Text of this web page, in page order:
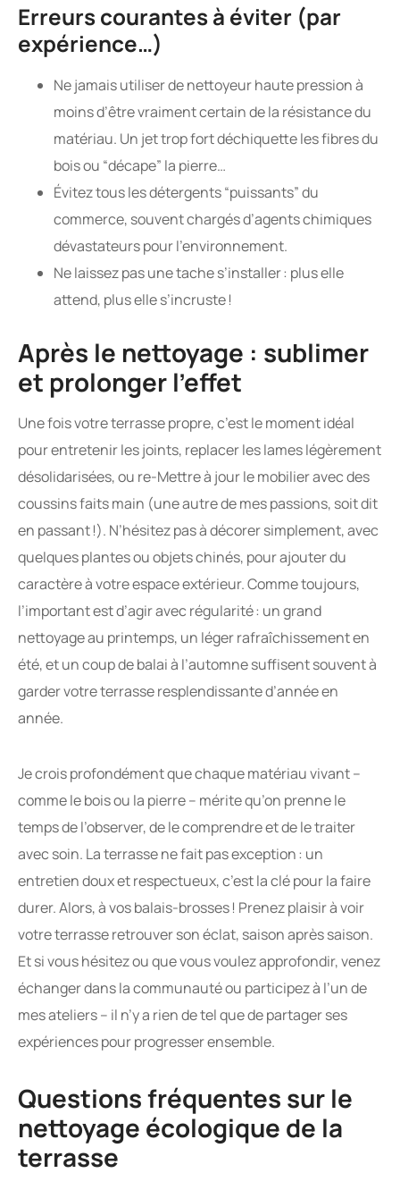
Erreurs courantes à éviter (par
expérience…)
Ne jamais utiliser de nettoyeur haute pression à
moins d’être vraiment certain de la résistance du
matériau. Un jet trop fort déchiquette les fibres du
bois ou “décape” la pierre…
Évitez tous les détergents “puissants” du
commerce, souvent chargés d’agents chimiques
dévastateurs pour l’environnement.
Ne laissez pas une tache s’installer : plus elle
attend, plus elle s’incruste !
Après le nettoyage : sublimer
et prolonger l’effet
Une fois votre terrasse propre, c’est le moment idéal
pour entretenir les joints, replacer les lames légèrement
désolidarisées, ou re-Mettre à jour le mobilier avec des
coussins faits main (une autre de mes passions, soit dit
en passant !). N’hésitez pas à décorer simplement, avec
quelques plantes ou objets chinés, pour ajouter du
caractère à votre espace extérieur. Comme toujours,
l’important est d’agir avec régularité : un grand
nettoyage au printemps, un léger rafraîchissement en
été, et un coup de balai à l’automne suffisent souvent à
garder votre terrasse resplendissante d’année en
année.
Je crois profondément que chaque matériau vivant –
comme le bois ou la pierre – mérite qu’on prenne le
temps de l’observer, de le comprendre et de le traiter
avec soin. La terrasse ne fait pas exception : un
entretien doux et respectueux, c’est la clé pour la faire
durer. Alors, à vos balais-brosses ! Prenez plaisir à voir
votre terrasse retrouver son éclat, saison après saison.
Et si vous hésitez ou que vous voulez approfondir, venez
échanger dans la communauté ou participez à l’un de
mes ateliers – il n’y a rien de tel que de partager ses
expériences pour progresser ensemble.
Questions fréquentes sur le
nettoyage écologique de la
terrasse